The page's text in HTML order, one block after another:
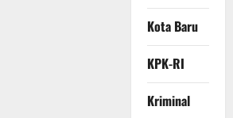
Kota Baru
KPK-RI
Kriminal